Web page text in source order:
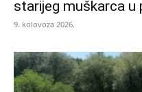
starijeg muškarca u
9. kolovoza 2026.